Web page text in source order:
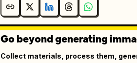
Go beyond generating
Collect materials, process them,